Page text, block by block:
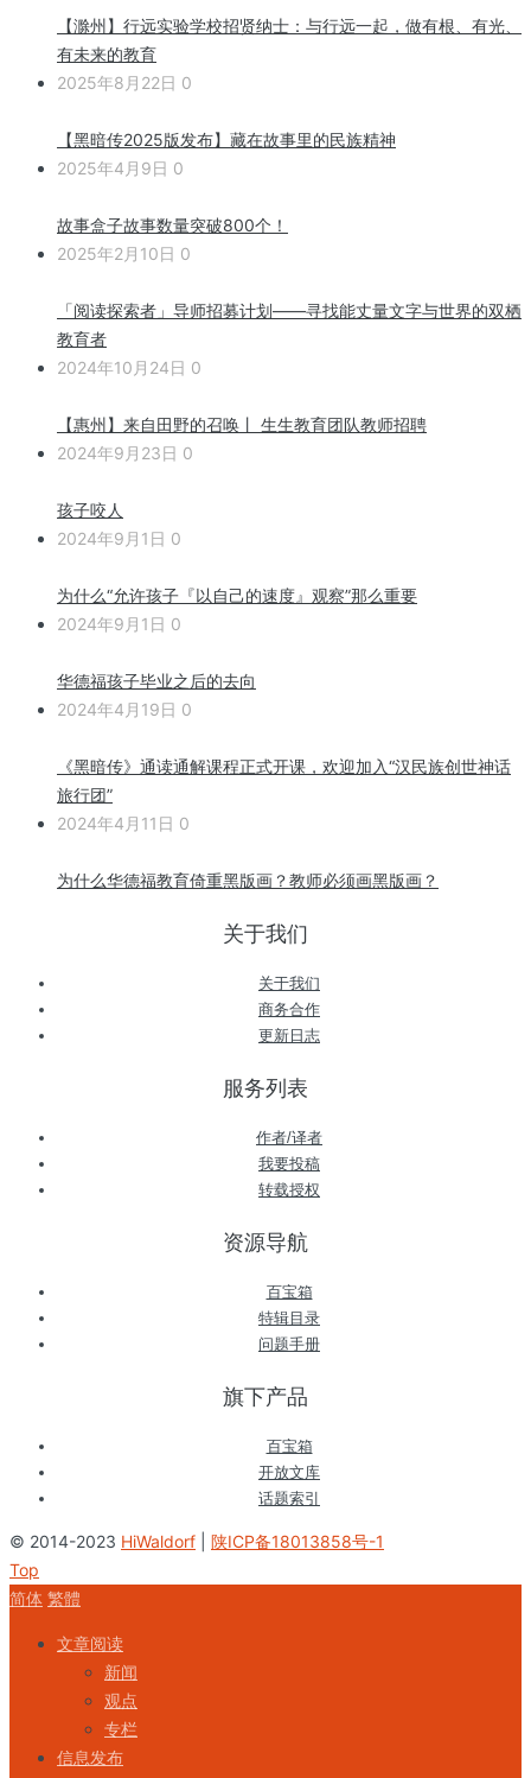
【滁州】行远实验学校招贤纳士：与行远一起，做有根、有光、
有未来的教育
2025年8月22日 0
【黑暗传2025版发布】藏在故事里的民族精神
2025年4月9日 0
故事盒子故事数量突破800个！
2025年2月10日 0
「阅读探索者」导师招募计划——寻找能丈量文字与世界的双栖
教育者
2024年10月24日 0
【惠州】来自田野的召唤丨 生生教育团队教师招聘
2024年9月23日 0
孩子咬人
2024年9月1日 0
为什么“允许孩子『以自己的速度』观察”那么重要
2024年9月1日 0
华德福孩子毕业之后的去向
2024年4月19日 0
《黑暗传》通读通解课程正式开课，欢迎加入“汉民族创世神话
旅行团”
2024年4月11日 0
为什么华德福教育倚重黑版画？教师必须画黑版画？
关于我们
关于我们
商务合作
更新日志
服务列表
作者/译者
我要投稿
转载授权
资源导航
百宝箱
特辑目录
问题手册
旗下产品
百宝箱
开放文库
话题索引
© 2014-2023 HiWaldorf
陕ICP备18013858号-1
Top
简体 繁體
文章阅读
新闻
观点
专栏
信息发布